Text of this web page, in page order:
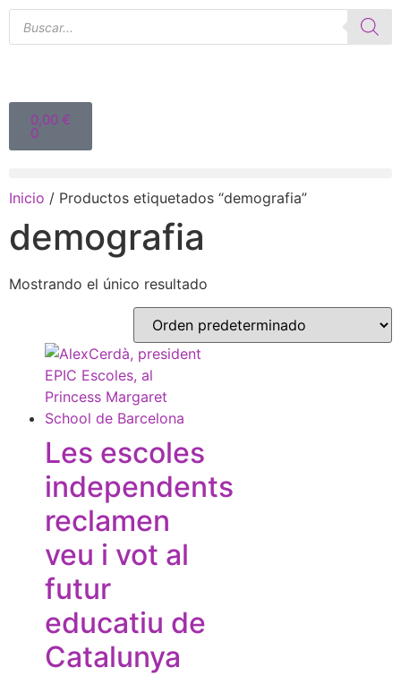
0,00 €
0
Inicio / Productos etiquetados “demografia”
demografia
Mostrando el único resultado
Les escoles
independents
reclamen
veu i vot al
futur
educatiu de
Catalunya